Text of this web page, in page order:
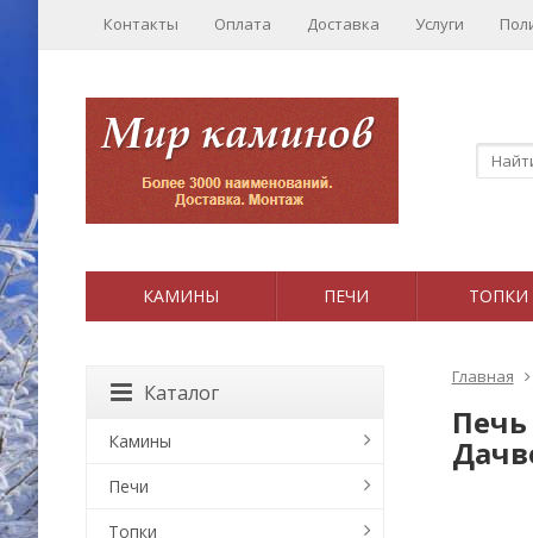
Контакты Оплата Доставка Услуги
КАМИНЫ ПЕЧИ ТОПКИ
Главная
Каталог
Камины
Печи
Топки